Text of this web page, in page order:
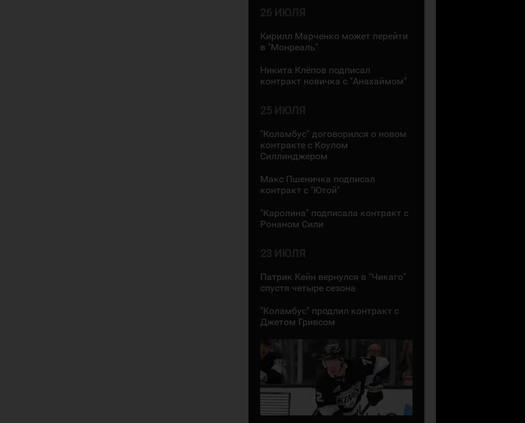
26 ИЮЛЯ
Кирилл Марченко может перейти
в "Монреаль"
Никита Клёпов подписал
контракт новичка с "Анахаймом"
25 ИЮЛЯ
"Коламбус" договорился о новом
контракте с Коулом
Силлинджером
Макс Пшеничка подписал
контракт с "Ютой"
"Каролина" подписала контракт с
Ронаном Сили
23 ИЮЛЯ
Патрик Кейн вернулся в "Чикаго"
спустя четыре сезона
"Коламбус" продлил контракт с
Джетом Гривсом